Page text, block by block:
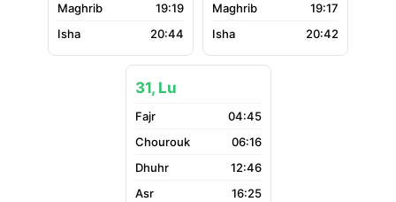
19:19
20:44
19:17
20:42
31, Lu
04:45
06:16
12:46
16:25